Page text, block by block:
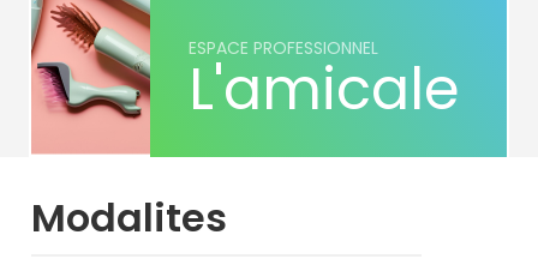
ESPACE PROFESSIONNEL
L'amicale
Modalites